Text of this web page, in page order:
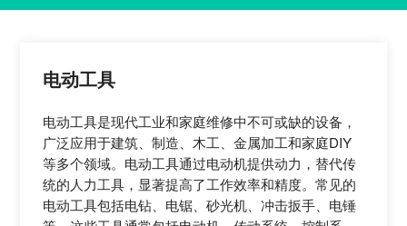
电动工具
电动工具是现代工业和家庭维修中不可或缺的设备，
广泛应用于建筑、制造、木工、金属加工和家庭DIY
等多个领域。电动工具通过电动机提供动力，替代传
统的人力工具，显著提高了工作效率和精度。常见的
电动工具包括电钻、电锯、砂光机、冲击扳手、电锤